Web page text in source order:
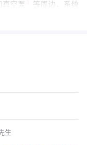
真空泵
等周边，系统